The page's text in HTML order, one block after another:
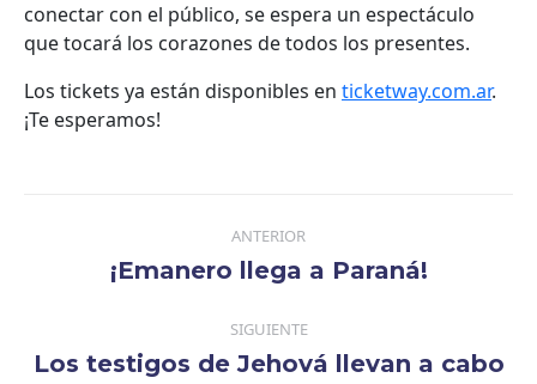
conectar con el público, se espera un espectáculo
que tocará los corazones de todos los presentes.
Los tickets ya están disponibles en ticketway.com.ar.
¡Te esperamos!
publicaciones
ANTERIOR
Publicación
¡Emanero llega a Paraná!
SIGUIENTE
Los testigos de Jehová llevan a cabo